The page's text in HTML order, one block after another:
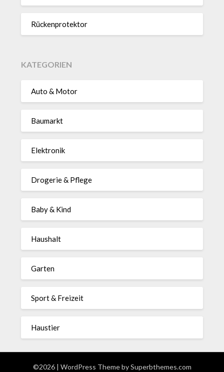
Rücken­pro­tektor
KATEGORIEN
Auto & Motor
Baumarkt
Elektronik
Drogerie & Pflege
Baby & Kind
Haushalt
Garten
Sport & Freizeit
Haustier
©2026 | WordPress Theme bySuperbthemes.com